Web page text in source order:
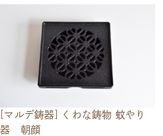
[マルデ鋳器] くわな鋳物 蚊やり
器 朝顔